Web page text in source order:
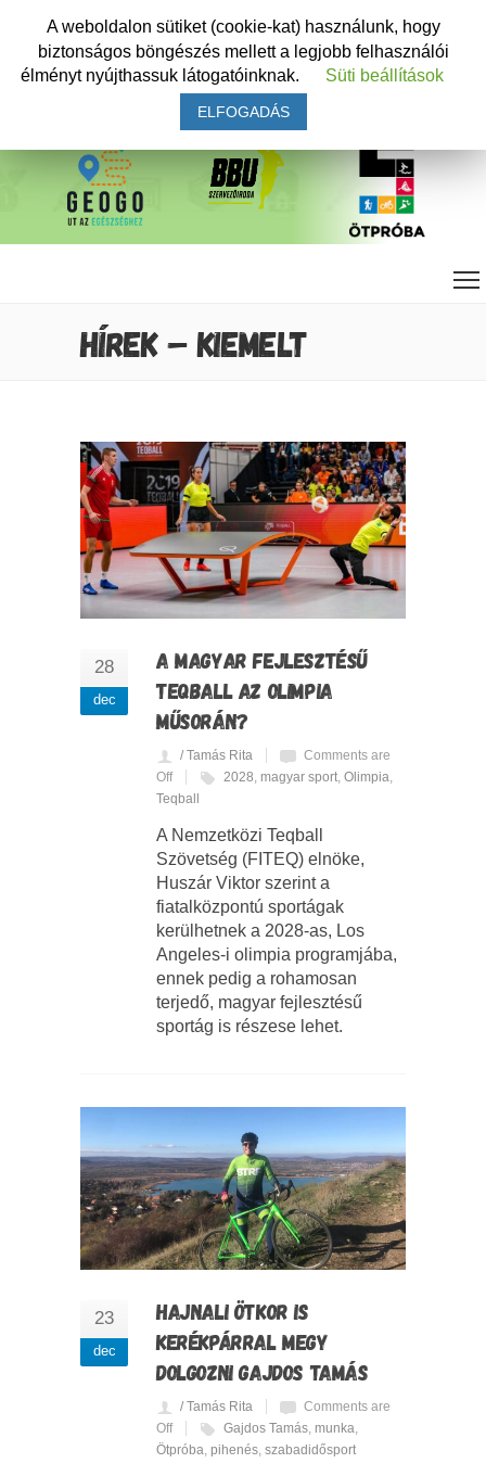
HÍREK – KIEMELT
28
dec
A MAGYAR FEJLESZTÉSŰ
TEQBALL AZ OLIMPIA
MŰSORÁN?
/ Tamás Rita
Comments are
Off
2028, magyar sport, Olimpia,
Teqball
A Nemzetközi Teqball
Szövetség (FITEQ) elnöke,
Huszár Viktor szerint a
fiatalközpontú sportágak
kerülhetnek a 2028-as, Los
Angeles-i olimpia programjába,
ennek pedig a rohamosan
terjedő, magyar fejlesztésű
sportág is részese lehet.
23
dec
HAJNALI ÖTKOR IS
KERÉKPÁRRAL MEGY
DOLGOZNI GAJDOS TAMÁS
/ Tamás Rita
Comments are
Off
Gajdos Tamás, munka,
Ötpróba, pihenés, szabadidősport
A weboldalon sütiket (cookie-kat) használunk, hogy
biztonságos böngészés mellett a legjobb felhasználói
élményt nyújthassuk látogatóinknak.
Süti beállítások
ELFOGADÁS